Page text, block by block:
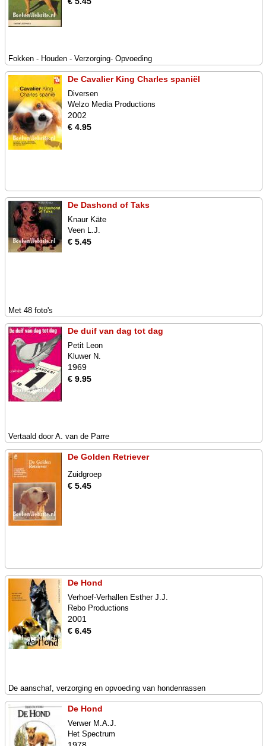
Fokken - Houden - Verzorging- Opvoeding
De Cavalier King Charles spaniël
Diversen
Welzo Media Productions
2002
€ 4.95
De Dashond of Taks
Knaur Käte
Veen L.J.
€ 5.45
Met 48 foto's
De duif van dag tot dag
Petit Leon
Kluwer N.
1969
€ 9.95
Vertaald door A. van de Parre
De Golden Retriever
Zuidgroep
€ 5.45
De Hond
Verhoef-Verhallen Esther J.J.
Rebo Productions
2001
€ 6.45
De aanschaf, verzorging en opvoeding van hondenrassen
De Hond
Verwer M.A.J.
Het Spectrum